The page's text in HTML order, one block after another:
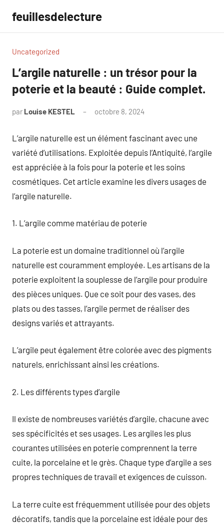
contenu
feuillesdelecture
Uncategorized
L’argile naturelle : un trésor pour la
poterie et la beauté : Guide complet.
par Louise KESTEL octobre 8, 2024
L’argile naturelle est un élément fascinant avec une
variété d’utilisations. Exploitée depuis l’Antiquité, l’argile
est appréciée à la fois pour la poterie et les soins
cosmétiques. Cet article examine les divers usages de
l’argile naturelle.
1. L’argile comme matériau de poterie
La poterie est un domaine traditionnel où l’argile
naturelle est couramment employée. Les artisans de la
poterie exploitent la souplesse de l’argile pour produire
des pièces uniques. Que ce soit pour des vases, des
plats ou des tasses, l’argile permet de réaliser des
designs variés et attrayants.
L’argile peut également être colorée avec des pigments
naturels, enrichissant ainsi les créations.
2. Les différents types d’argile
Il existe de nombreuses variétés d’argile, chacune avec
ses spécificités et ses usages. Les argiles les plus
courantes utilisées en poterie comprennent la terre
cuite, la porcelaine et le grès. Chaque type d’argile a ses
propres techniques de travail et exigences de cuisson.
La terre cuite est fréquemment utilisée pour des objets
décoratifs, tandis que la porcelaine est idéale pour des